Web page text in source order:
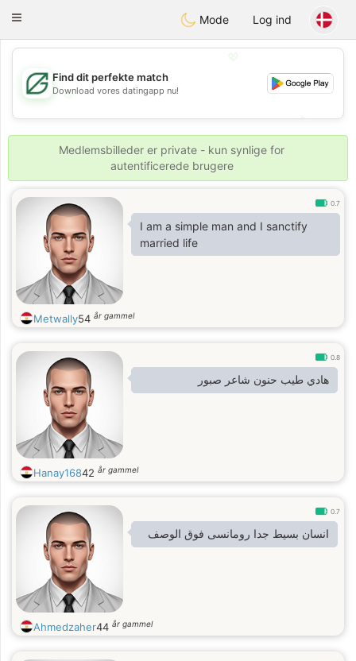
GulfDating
Toggle
Mode Log ind
💖
💕
💕
Find dit perfekte match
Download vores datingapp nu!
Medlemsbilleder er private - kun synlige for
autentificerede brugere
0.7
I am a simple man and I sanctify
married life
Metwally54 år gammel
0.8
هادي طيب حنون شاعر صبور
Hanay16842 år gammel
0.7
انسان بسيط جدا رومانسى فوق الوصف
Ahmedzaher44 år gammel